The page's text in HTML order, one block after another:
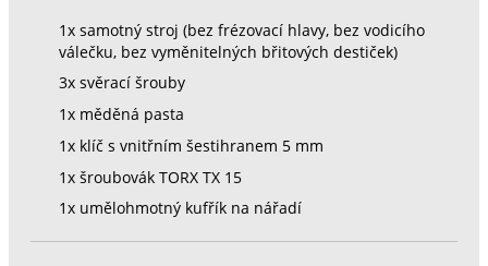
1x samotný stroj (bez frézovací hlavy, bez vodicího
válečku, bez vyměnitelných břitových destiček)
3x svěrací šrouby
1x měděná pasta
1x klíč s vnitřním šestihranem 5 mm
1x šroubovák TORX TX 15
1x umělohmotný kufřík na nářadí